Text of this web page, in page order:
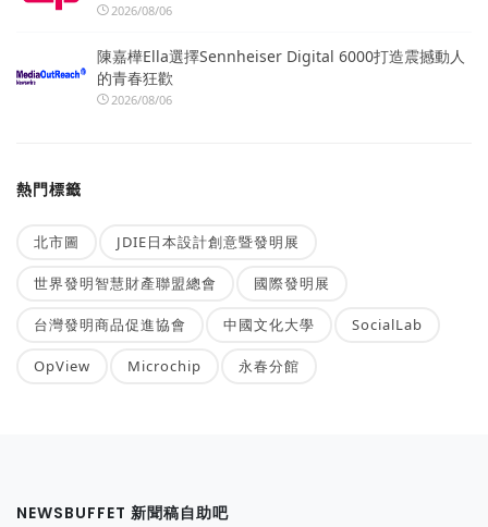
2026/08/06
陳嘉樺Ella選擇Sennheiser Digital 6000打造震撼動人
的青春狂歡
2026/08/06
熱門標籤
北市圖 JDIE日本設計創意暨發明展
世界發明智慧財產聯盟總會 國際發明展
台灣發明商品促進協會 中國文化大學 SocialLab
OpView Microchip 永春分館
NEWSBUFFET 新聞稿自助吧